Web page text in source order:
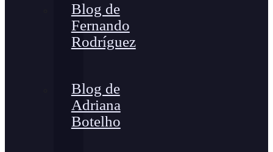
Blog de
Fernando
Rodríguez
Blog de
Adriana
Botelho